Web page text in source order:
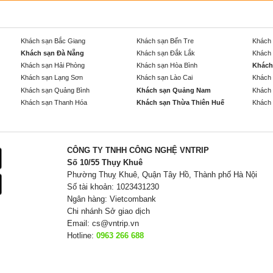
Khách sạn Bắc Giang Khách sạn Bến Tre
Khách sạn Đà Nẵng
Khách sạn Đắk Lắk
Khách sạn Hải Phòng
Khách sạn Hòa Bình
Khách sạn Lạng Sơn
Khách sạn Lào Cai
Khách sạn Quảng Bình
Khách sạn Quảng Nam
Khách
Khách sạn Thanh Hóa
Khách sạn Thừa Thiên Huế Khách
CÔNG TY TNHH CÔNG NGHỆ VNTRIP
Số 10/55 Thụy Khuê
Phường Thuỵ Khuê, Quận Tây Hồ, Thành phố Hà Nội
Số tài khoản: 1023431230
Ngân hàng: Vietcombank
Chi nhánh Sở giao dịch
Email: cs@vntrip.vn
Hotline: 0963 266 688